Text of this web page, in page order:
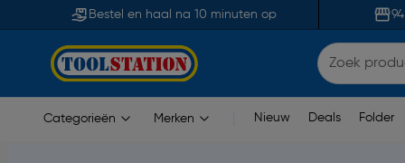
Bestel en haal na 10 minuten op
Categorieën Merken Nieuw Deals Folder